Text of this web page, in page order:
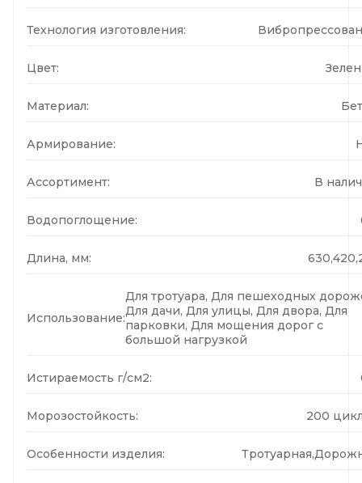
Технология изготовления:
Цвет:
Материал:
Армирование:
Ассортимент: В
Водопоглощение:
Длина, мм:
Использование:
Для тротуара, Для пешеходных
Для дачи, Для улицы, Для двора, Для
парковки, Для мощения дорог с
большой нагрузкой
Истираемость г/см2:
Морозостойкость: 200
Особенности изделия: